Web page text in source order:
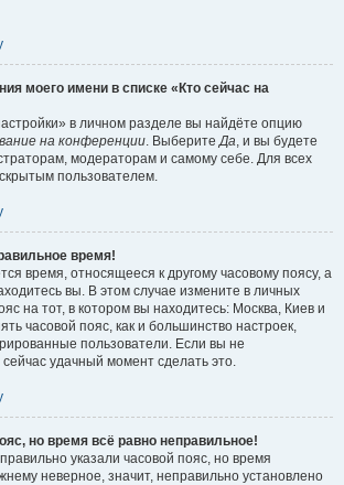
моего имени в списке «Кто сейчас на
в личном разделе вы найдёте опцию
на конференции. ВыберитеДа, и вы будете
модераторам и самому себе. Для всех
пользователем.
время!
время, относящееся к другому часовому поясу, а
вы. В этом случае измените в личных
на тот, в котором вы находитесь: Москва, Киев и
часовой пояс, как и большинство настроек,
пользователи. Если вы не
удачный момент сделать это.
но время всё равно неправильное!
указали часовой пояс, но время
неверное, значит, неправильно установлено